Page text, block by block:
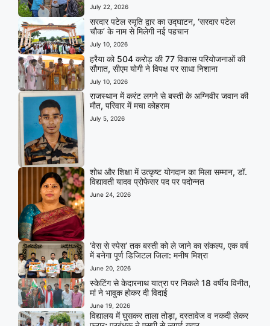
July 22, 2026
सरदार पटेल स्मृति द्वार का उद्घाटन, ‘सरदार पटेल
चौक’ के नाम से मिलेगी नई पहचान
July 10, 2026
हरैया को 504 करोड़ की 77 विकास परियोजनाओं की
सौगात, सीएम योगी ने विपक्ष पर साधा निशाना
July 10, 2026
राजस्थान में करंट लगने से बस्ती के अग्निवीर जवान की
मौत, परिवार में मचा कोहराम
July 5, 2026
शोध और शिक्षा में उत्कृष्ट योगदान का मिला सम्मान, डॉ.
विद्यावती यादव प्रोफेसर पद पर पदोन्नत
June 24, 2026
‘वेस से स्पेस’ तक बस्ती को ले जाने का संकल्प, एक वर्ष
में बनेगा पूर्ण डिजिटल जिला: मनीष मिश्रा
June 20, 2026
स्केटिंग से केदारनाथ यात्रा पर निकले 18 वर्षीय विनीत,
मां ने भावुक होकर दी विदाई
June 19, 2026
विद्यालय में घुसकर ताला तोड़ा, दस्तावेज व नकदी लेकर